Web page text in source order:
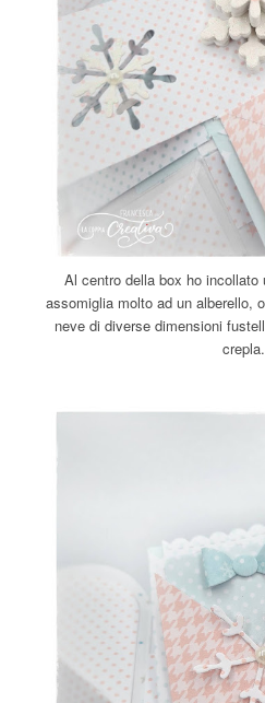
Al centro della box ho
assomiglia molto ad un alberello,
neve di diverse dimensioni
crepla.